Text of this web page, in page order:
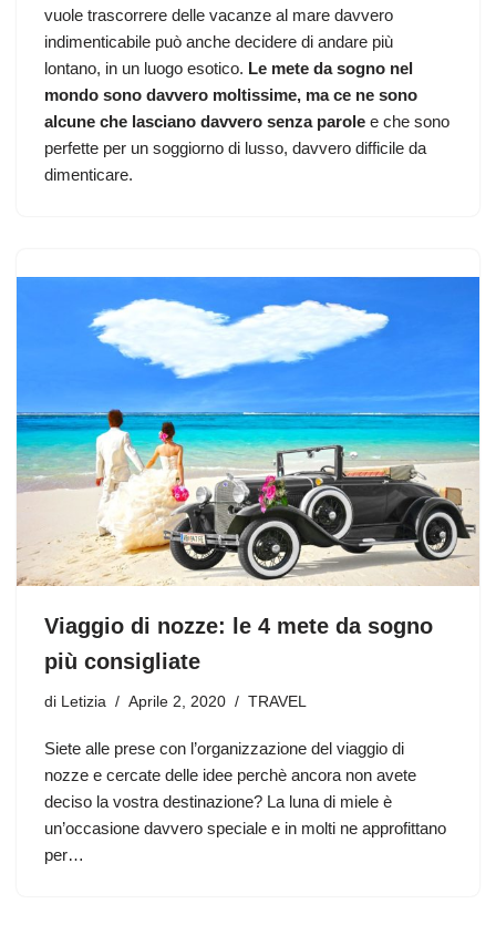
vuole trascorrere delle vacanze al mare davvero
indimenticabile può anche decidere di andare più
lontano, in un luogo esotico. Le mete da sogno nel
mondo sono davvero moltissime, ma ce ne sono
alcune che lasciano davvero senza parole e che sono
perfette per un soggiorno di lusso, davvero difficile da
dimenticare.
Viaggio di nozze: le 4 mete da sogno
più consigliate
di Letizia Aprile 2, 2020 TRAVEL
Siete alle prese con l’organizzazione del viaggio di
nozze e cercate delle idee perchè ancora non avete
deciso la vostra destinazione? La luna di miele è
un’occasione davvero speciale e in molti ne approfittano
per…